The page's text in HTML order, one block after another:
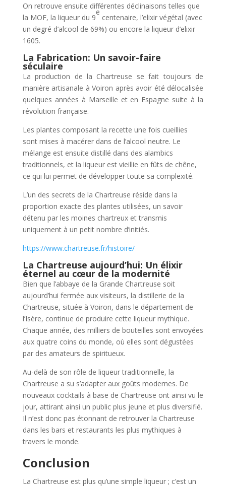
On retrouve ensuite différentes déclinaisons telles que
la MOF, la liqueur du 9
e
centenaire, l’elixir végétal (avec
un degré d’alcool de 69%) ou encore la liqueur d’elixir
1605.
La Fabrication: Un savoir-faire
séculaire
La production de la Chartreuse se fait toujours de
manière artisanale à Voiron après avoir été délocalisée
quelques années à Marseille et en Espagne suite à la
révolution française.
Les plantes composant la recette une fois cueillies
sont mises à macérer dans de l’alcool neutre. Le
mélange est ensuite distillé dans des alambics
traditionnels, et la liqueur est vieillie en fûts de chêne,
ce qui lui permet de développer toute sa complexité.
L’un des secrets de la Chartreuse réside dans la
proportion exacte des plantes utilisées, un savoir
détenu par les moines chartreux et transmis
uniquement à un petit nombre d’initiés.
https://www.chartreuse.fr/histoire/
La Chartreuse aujourd’hui: Un élixir
éternel au cœur de la modernité
Bien que l’abbaye de la Grande Chartreuse soit
aujourd’hui fermée aux visiteurs, la distillerie de la
Chartreuse, située à Voiron, dans le département de
l’Isère, continue de produire cette liqueur mythique.
Chaque année, des milliers de bouteilles sont envoyées
aux quatre coins du monde, où elles sont dégustées
par des amateurs de spiritueux.
Au-delà de son rôle de liqueur traditionnelle, la
Chartreuse a su s’adapter aux goûts modernes. De
nouveaux cocktails à base de Chartreuse ont ainsi vu le
jour, attirant ainsi un public plus jeune et plus diversifié.
Il n’est donc pas étonnant de retrouver la Chartreuse
dans les bars et restaurants les plus mythiques à
travers le monde.
Conclusion
La Chartreuse est plus qu’une simple liqueur ; c’est un